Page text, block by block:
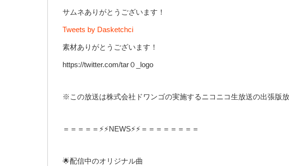
サムネありがとうございます！
Tweets by Dasketchci
素材ありがとうございます！
https://twitter.com/tar０_logo
※この放送は株式会社ドワンゴの実施するニコニコ生放送の出張版
＝＝＝＝＝⚡⚡NEWS⚡⚡＝＝＝＝＝＝＝＝
🌟配信中のオリジナル曲